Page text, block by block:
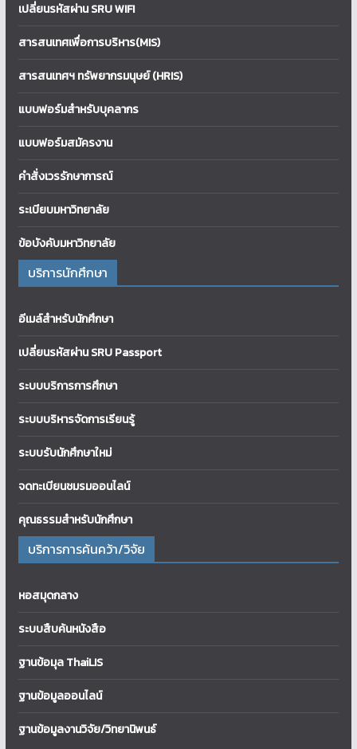
เปลี่ยนรหัสผ่าน SRU WIFI
สารสนเทศเพื่อการบริหาร(MIS)
สารสนเทศฯ ทรัพยากรมนุษย์ (HRIS)
แบบฟอร์มสำหรับบุคลากร
แบบฟอร์มสมัครงาน
คำสั่งเวรรักษาการณ์
ระเบียบมหาวิทยาลัย
ข้อบังคับมหาวิทยาลัย
บริการนักศึกษา
อีเมล์สำหรับนักศึกษา
เปลี่ยนรหัสผ่าน SRU Passport
ระบบบริการการศึกษา
ระบบบริหารจัดการเรียนรู้
ระบบรับนักศึกษาใหม่
จดทะเบียนชมรมออนไลน์
คุณธรรมสำหรับนักศึกษา
บริการการค้นคว้า/วิจัย
หอสมุดกลาง
ระบบสืบค้นหนังสือ
ฐานข้อมุล ThaiLIS
ฐานข้อมูลออนไลน์
ฐานข้อมูลงานวิจัย/วิทยานิพนธ์